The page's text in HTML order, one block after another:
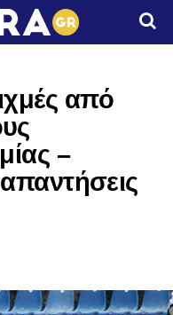
από
–